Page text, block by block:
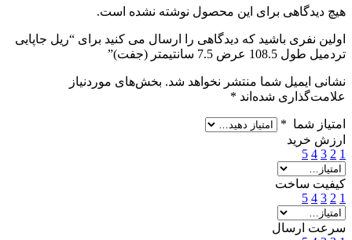
هیچ دیدگاهی برای این محصول نوشته نشده است.
اولین نفری باشید که دیدگاهی را ارسال می کنید برای “ریل جاپایی
تردمیل طول 108.5 عرض 7.5 سانتیمتر (جفت)”
نشانی ایمیل شما منتشر نخواهد شد. بخش‌های موردنیاز
علامت‌گذاری شده‌اند *
امتیاز شما *
ارزش خرید
1
2
3
4
5
کیفیت ساخت
1
2
3
4
5
سرعت ارسال